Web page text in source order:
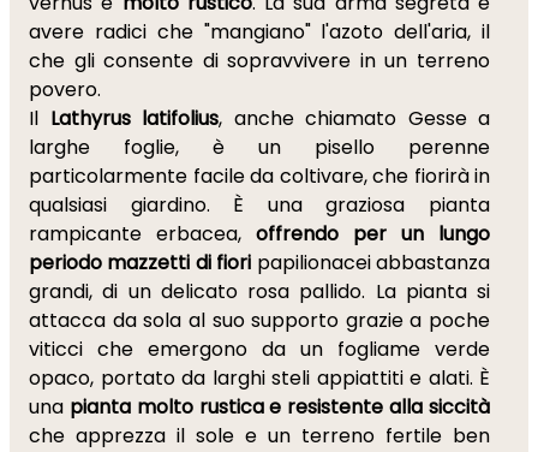
avere radici che "mangiano" l'azoto dell'aria, il
che gli consente di sopravvivere in un terreno
povero.
Il Lathyrus latifolius, anche chiamato Gesse a
larghe foglie, è un pisello perenne
particolarmente facile da coltivare, che fiorirà in
qualsiasi giardino. È una graziosa pianta
rampicante erbacea, offrendo per un lungo
periodo mazzetti di fiori papilionacei abbastanza
grandi, di un delicato rosa pallido. La pianta si
attacca da sola al suo supporto grazie a poche
viticci che emergono da un fogliame verde
opaco, portato da larghi steli appiattiti e alati. È
una pianta molto rustica e resistente alla siccità
che apprezza il sole e un terreno fertile ben